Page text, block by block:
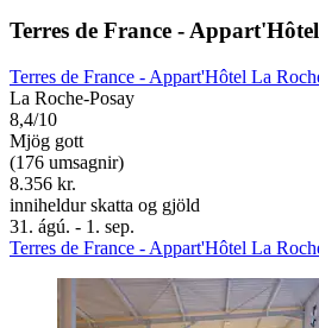
Terres de France -
Terres de France - Appart'Hôtel La
La Roche-Posay
8,4/10
Mjög gott
(176 umsagnir)
8.356 kr.
inniheldur skatta og gjöld
31. ágú. - 1. sep.
Terres de France - Appart'Hôtel La